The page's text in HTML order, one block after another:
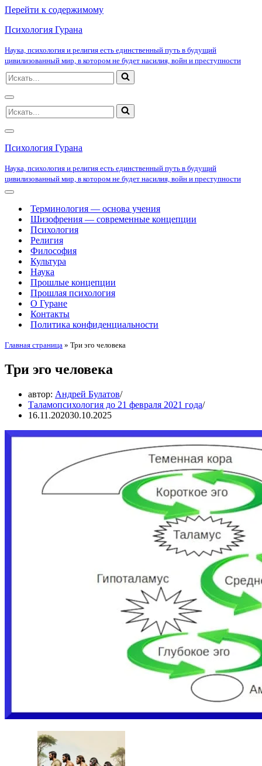
Перейти к содержимому
Психология Гурана
Наука, психология и религия есть единственный путь в будущий
цивилизованный мир, в котором не будет насилия, войн и преступности
Искать...
Меню
навигации
Искать...
Меню
навигации
Психология Гурана
Наука, психология и религия есть единственный путь в будущий
цивилизованный мир, в котором не будет насилия, войн и преступности
Меню
навигацииТерминология — основа учения
Шизофрения — современные концепции
Психология
Религия
Философия
Культура
Наука
Прошлые концепции
Прошлая психология
О Гуране
Контакты
Политика конфиденциальности
Главная страница » Три эго человека
Три эго человека
автор: Андрей Булатов
Таламопсихология до 21 февраля 2021 года
16.11.202030.10.2025